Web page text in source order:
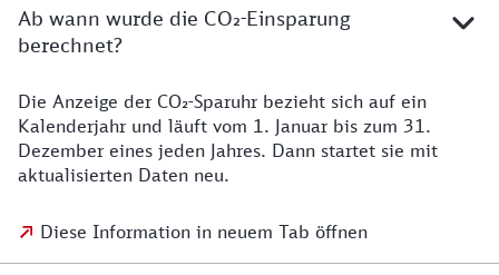
Ab wann wurde die CO₂-Einsparung
berechnet?
Die Anzeige der CO₂-Sparuhr bezieht sich auf ein
Kalenderjahr und läuft vom 1. Januar bis zum 31.
Dezember eines jeden Jahres. Dann startet sie mit
aktualisierten Daten neu.
Diese Information in neuem Tab öffnen